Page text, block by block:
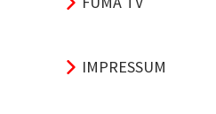
IMPRESSUM